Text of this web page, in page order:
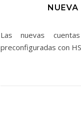
NUEVA
Las nuevas
preconfiguradas con